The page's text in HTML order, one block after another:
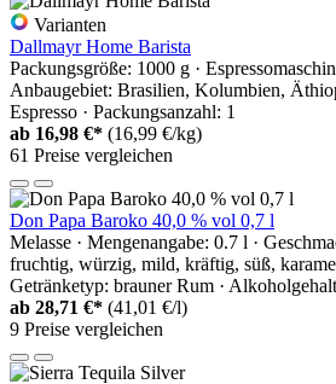
Varianten
Dallmayr Home Barista
Packungsgröße: 1000 g ·
Anbaugebiet: Brasilien, Kolumbien,
Espresso · Packungsanzahl: 1
ab 16,98 €* (16,99 €/kg)
61 Preise vergleichen
Don Papa Baroko 40,0 % vol 0,7 l
Melasse · Mengenangabe: 0.7 l ·
fruchtig, würzig, mild, kräftig, süß,
Getränketyp: brauner Rum ·
ab 28,71 €* (41,01 €/l)
9 Preise vergleichen